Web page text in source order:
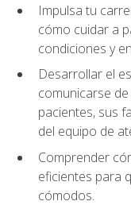
Impulsa tu
cómo cuidar a
condiciones y
Desarrollar el
comunicarse
pacientes, sus
del equipo de
Comprender
eficientes para
cómodos.